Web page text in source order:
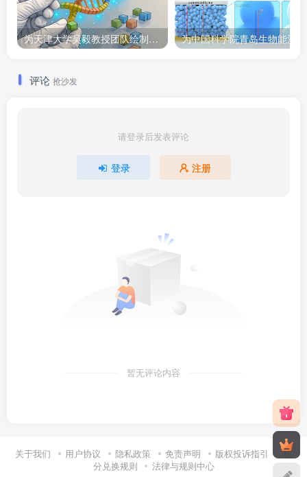
为天津大学吴毅教授团队绘制的Cell子刊封面作品
评论 抢沙发
请登录后发表评论
登录 注册
暂无评论内容
关于我们 用户协议 隐私政策 免责声明 版权投诉指引
积
分兑换规则
法律与规则中心